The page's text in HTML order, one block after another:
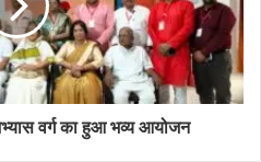
वर्ग का हुआ भव्य आयोजन